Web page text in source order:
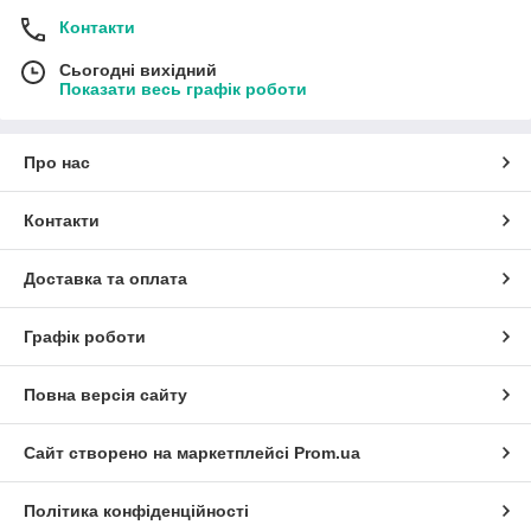
Контакти
Сьогодні вихідний
Показати весь графік роботи
Про нас
Контакти
Доставка та оплата
Графік роботи
Повна версія сайту
Сайт створено на маркетплейсі Prom.ua
Політика конфіденційності